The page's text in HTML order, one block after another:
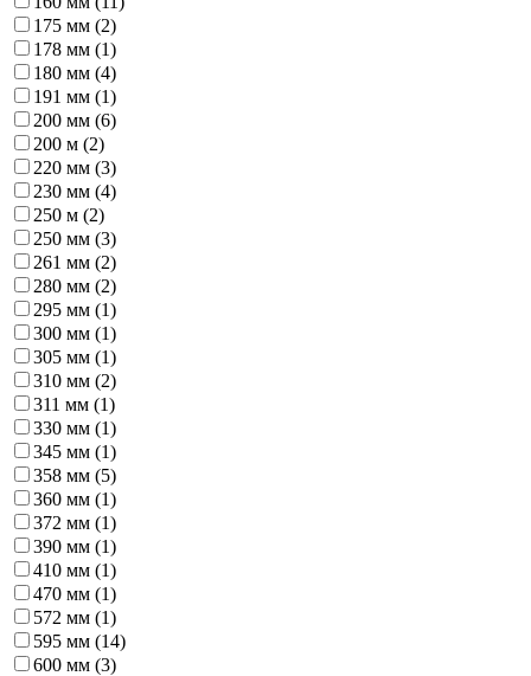
175 мм (2)
178 мм (1)
180 мм (4)
191 мм (1)
200 мм (6)
200 м (2)
220 мм (3)
230 мм (4)
250 м (2)
250 мм (3)
261 мм (2)
280 мм (2)
295 мм (1)
300 мм (1)
305 мм (1)
310 мм (2)
311 мм (1)
330 мм (1)
345 мм (1)
358 мм (5)
360 мм (1)
372 мм (1)
390 мм (1)
410 мм (1)
470 мм (1)
572 мм (1)
595 мм (14)
600 мм (3)